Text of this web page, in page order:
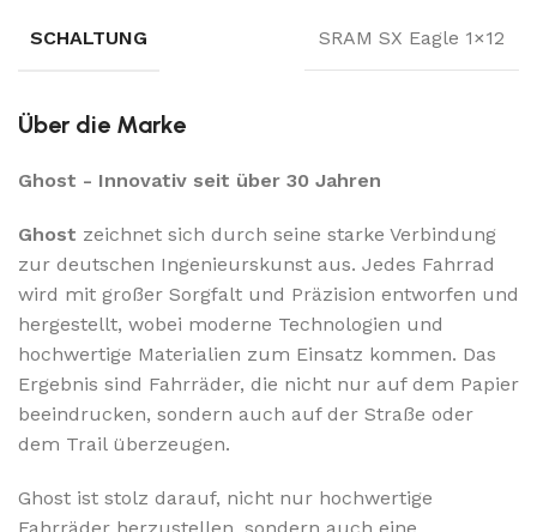
SCHALTUNG SRAM SX Eagle 1×12
Über die Marke
Ghost - Innovativ seit über 30 Jahren
Ghost zeichnet sich durch seine starke Verbindung
zur deutschen Ingenieurskunst aus. Jedes Fahrrad
wird mit großer Sorgfalt und Präzision entworfen und
hergestellt, wobei moderne Technologien und
hochwertige Materialien zum Einsatz kommen. Das
Ergebnis sind Fahrräder, die nicht nur auf dem Papier
beeindrucken, sondern auch auf der Straße oder
dem Trail überzeugen.
Ghost ist stolz darauf, nicht nur hochwertige